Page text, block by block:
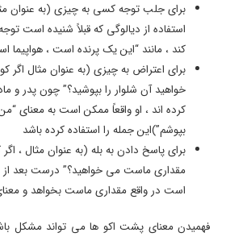
برای جلب توجه کسی به چیزی (به عنوان
استفاده از دیالوگی که قبلاً شنیده است
کند ، مانند “این یک پرنده است ،
برای اعتراض به چیزی (به عنوان مثال اگر
خواهید آن شلوار را بپوشید؟” چون پدر و
کرده اند ، او واقعاً ممکن است به معنای
بپوشم”)این جمله را استفاده کرده باشد
برای پاسخ دادن به بله (به عنوان مثال ،
مقداری ماست می خواهید؟” درست بعد از
است در واقع مقداری ماست بخواهد و
فهمیدن معنای پشت اکو ها می تواند مشکل